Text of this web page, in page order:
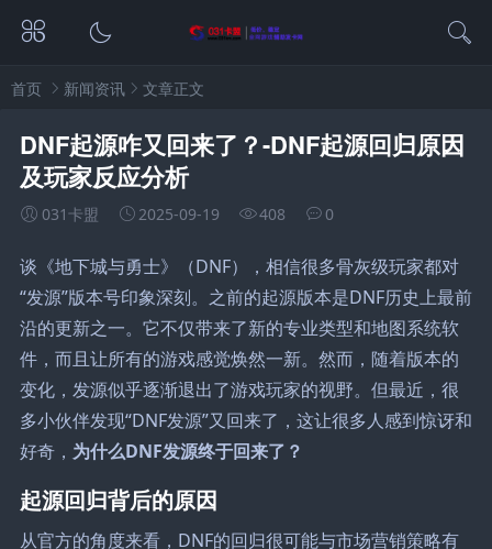
首页 新闻资讯 文章正文
DNF起源咋又回来了？-DNF起源回归原因
及玩家反应分析
031卡盟 2025-09-19 408 0
谈《地下城与勇士》（DNF），相信很多骨灰级玩家都对
“发源”版本号印象深刻。之前的起源版本是DNF历史上最前
沿的更新之一。它不仅带来了新的专业类型和地图系统软
件，而且让所有的游戏感觉焕然一新。然而，随着版本的
变化，发源似乎逐渐退出了游戏玩家的视野。但最近，很
多小伙伴发现“DNF发源”又回来了，这让很多人感到惊讶和
好奇， 为什么DNF发源终于回来了？
起源回归背后的原因
从官方的角度来看，DNF的回归很可能与市场营销策略有